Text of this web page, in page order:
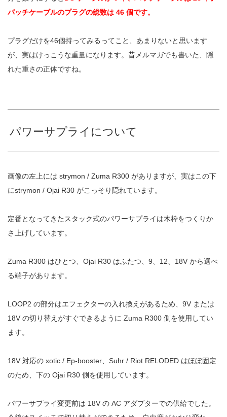
パッチケーブルのプラグの総数は 46 個です。
プラグだけを46個持ってみるってこと、あまりないと思います
が、実はけっこうな重量になります。昔メルマガでも書いた、隠
れた重さの正体ですね。
パワーサプライについて
画像の左上には strymon / Zuma R300 がありますが、実はこの下
にstrymon / Ojai R30 がこっそり隠れています。
定番となってきたスタック式のパワーサプライは木枠をつくりか
さ上げしています。
Zuma R300 はひとつ、Ojai R30 はふたつ、9、12、18V から選べ
る端子があります。
LOOP2 の部分はエフェクターの入れ換えがあるため、9V または
18V の切り替えがすぐできるように Zuma R300 側を使用してい
ます。
18V 対応の xotic / Ep-booster、Suhr / Riot RELODED はほぼ固定
のため、下の Ojai R30 側を使用しています。
パワーサプライ変更前は 18V の AC アダプターでの供給でした。